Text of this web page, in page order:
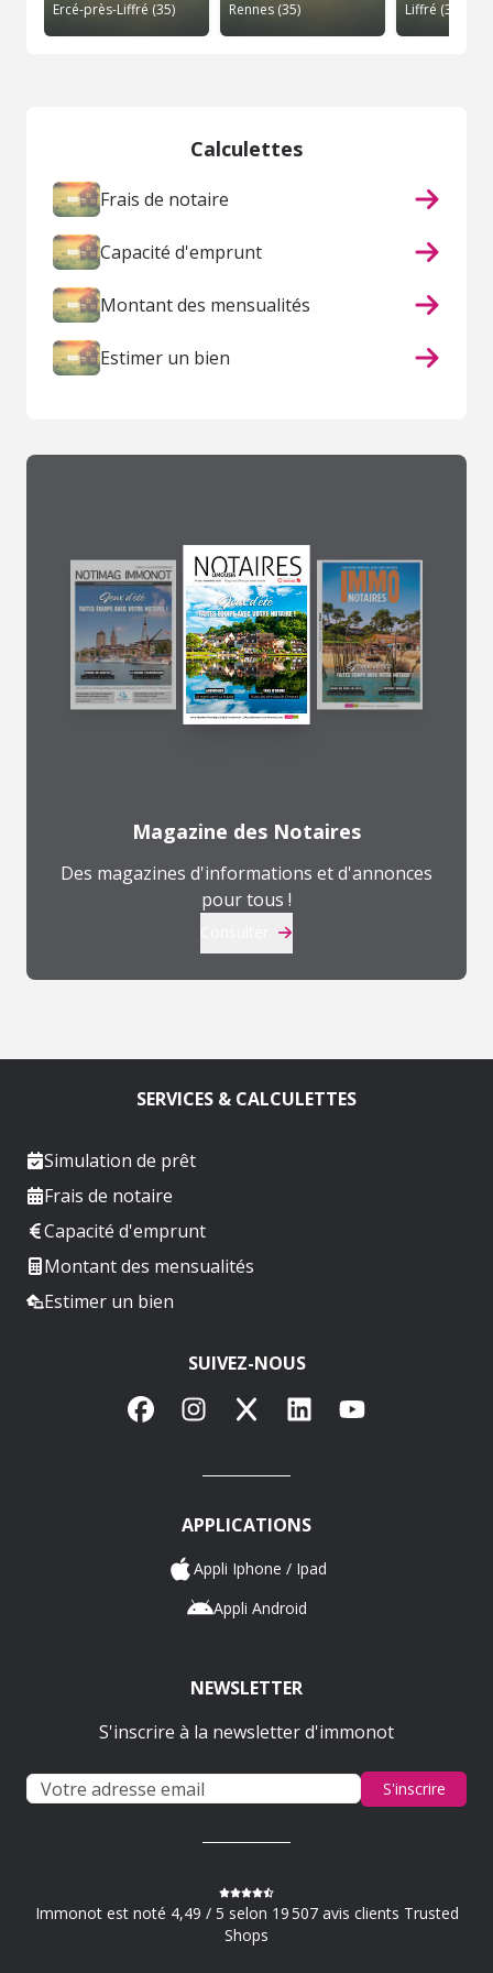
Ercé-près-Liffré (35) Rennes (35) Liffré (35)
Calculettes
Frais de notaire
Capacité d'emprunt
Montant des mensualités
Estimer un bien
Magazine des Notaires
Des magazines d'informations et d'annonces
pour tous !
SERVICES & CALCULETTES
Simulation de prêt
Frais de notaire
Capacité d'emprunt
Montant des mensualités
Estimer un bien
SUIVEZ-NOUS
FacebookInstagram
X LinkedInYouTube
APPLICATIONS
Appli Iphone / Ipad
Appli Android
NEWSLETTER
S'inscrire à la newsletter d'immonot
S'inscrire
Immonot est noté 4,49 / 5 selon 19 507 avis clients Trusted
Shops